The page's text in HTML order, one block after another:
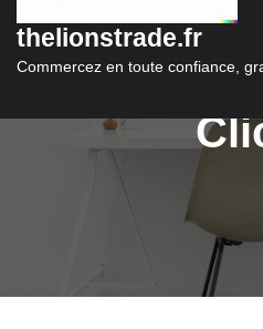
thelionstrade.fr
Commercez en toute confiance,
Personnel
Idéal en